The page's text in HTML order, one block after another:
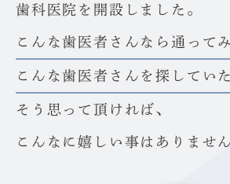
歯科医院を開設しました。
こんな歯医者さんなら通って
こんな歯医者さんを探していた
そう思って頂ければ、
こんなに嬉しい事はありませ